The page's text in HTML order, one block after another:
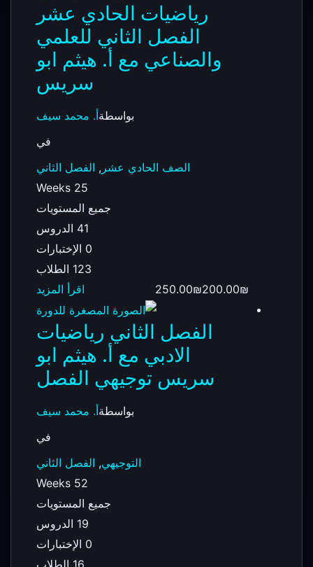
رياضيات الحادي عشر
الفصل الثاني للعلمي
والصناعي مع أ. هيثم ابو
سريس
بواسطةأ. محمد سيف
في
الصف الحادي عشر , الفصل الثاني
25 Weeks
جميع المستويات
41 الدروس
0 الإختبارات
123 الطلاب
250.00₪200.00₪ اقرأ المزيد
الفصل الثاني رياضيات
الادبي مع أ. هيثم ابو
سريس توجيهي الفصل
بواسطةأ. محمد سيف
في
التوجيهي, الفصل الثاني
52 Weeks
جميع المستويات
19 الدروس
0 الإختبارات
16 الطلاب